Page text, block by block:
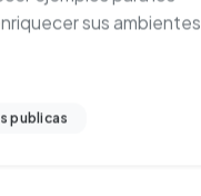
sus ambientes
publicas